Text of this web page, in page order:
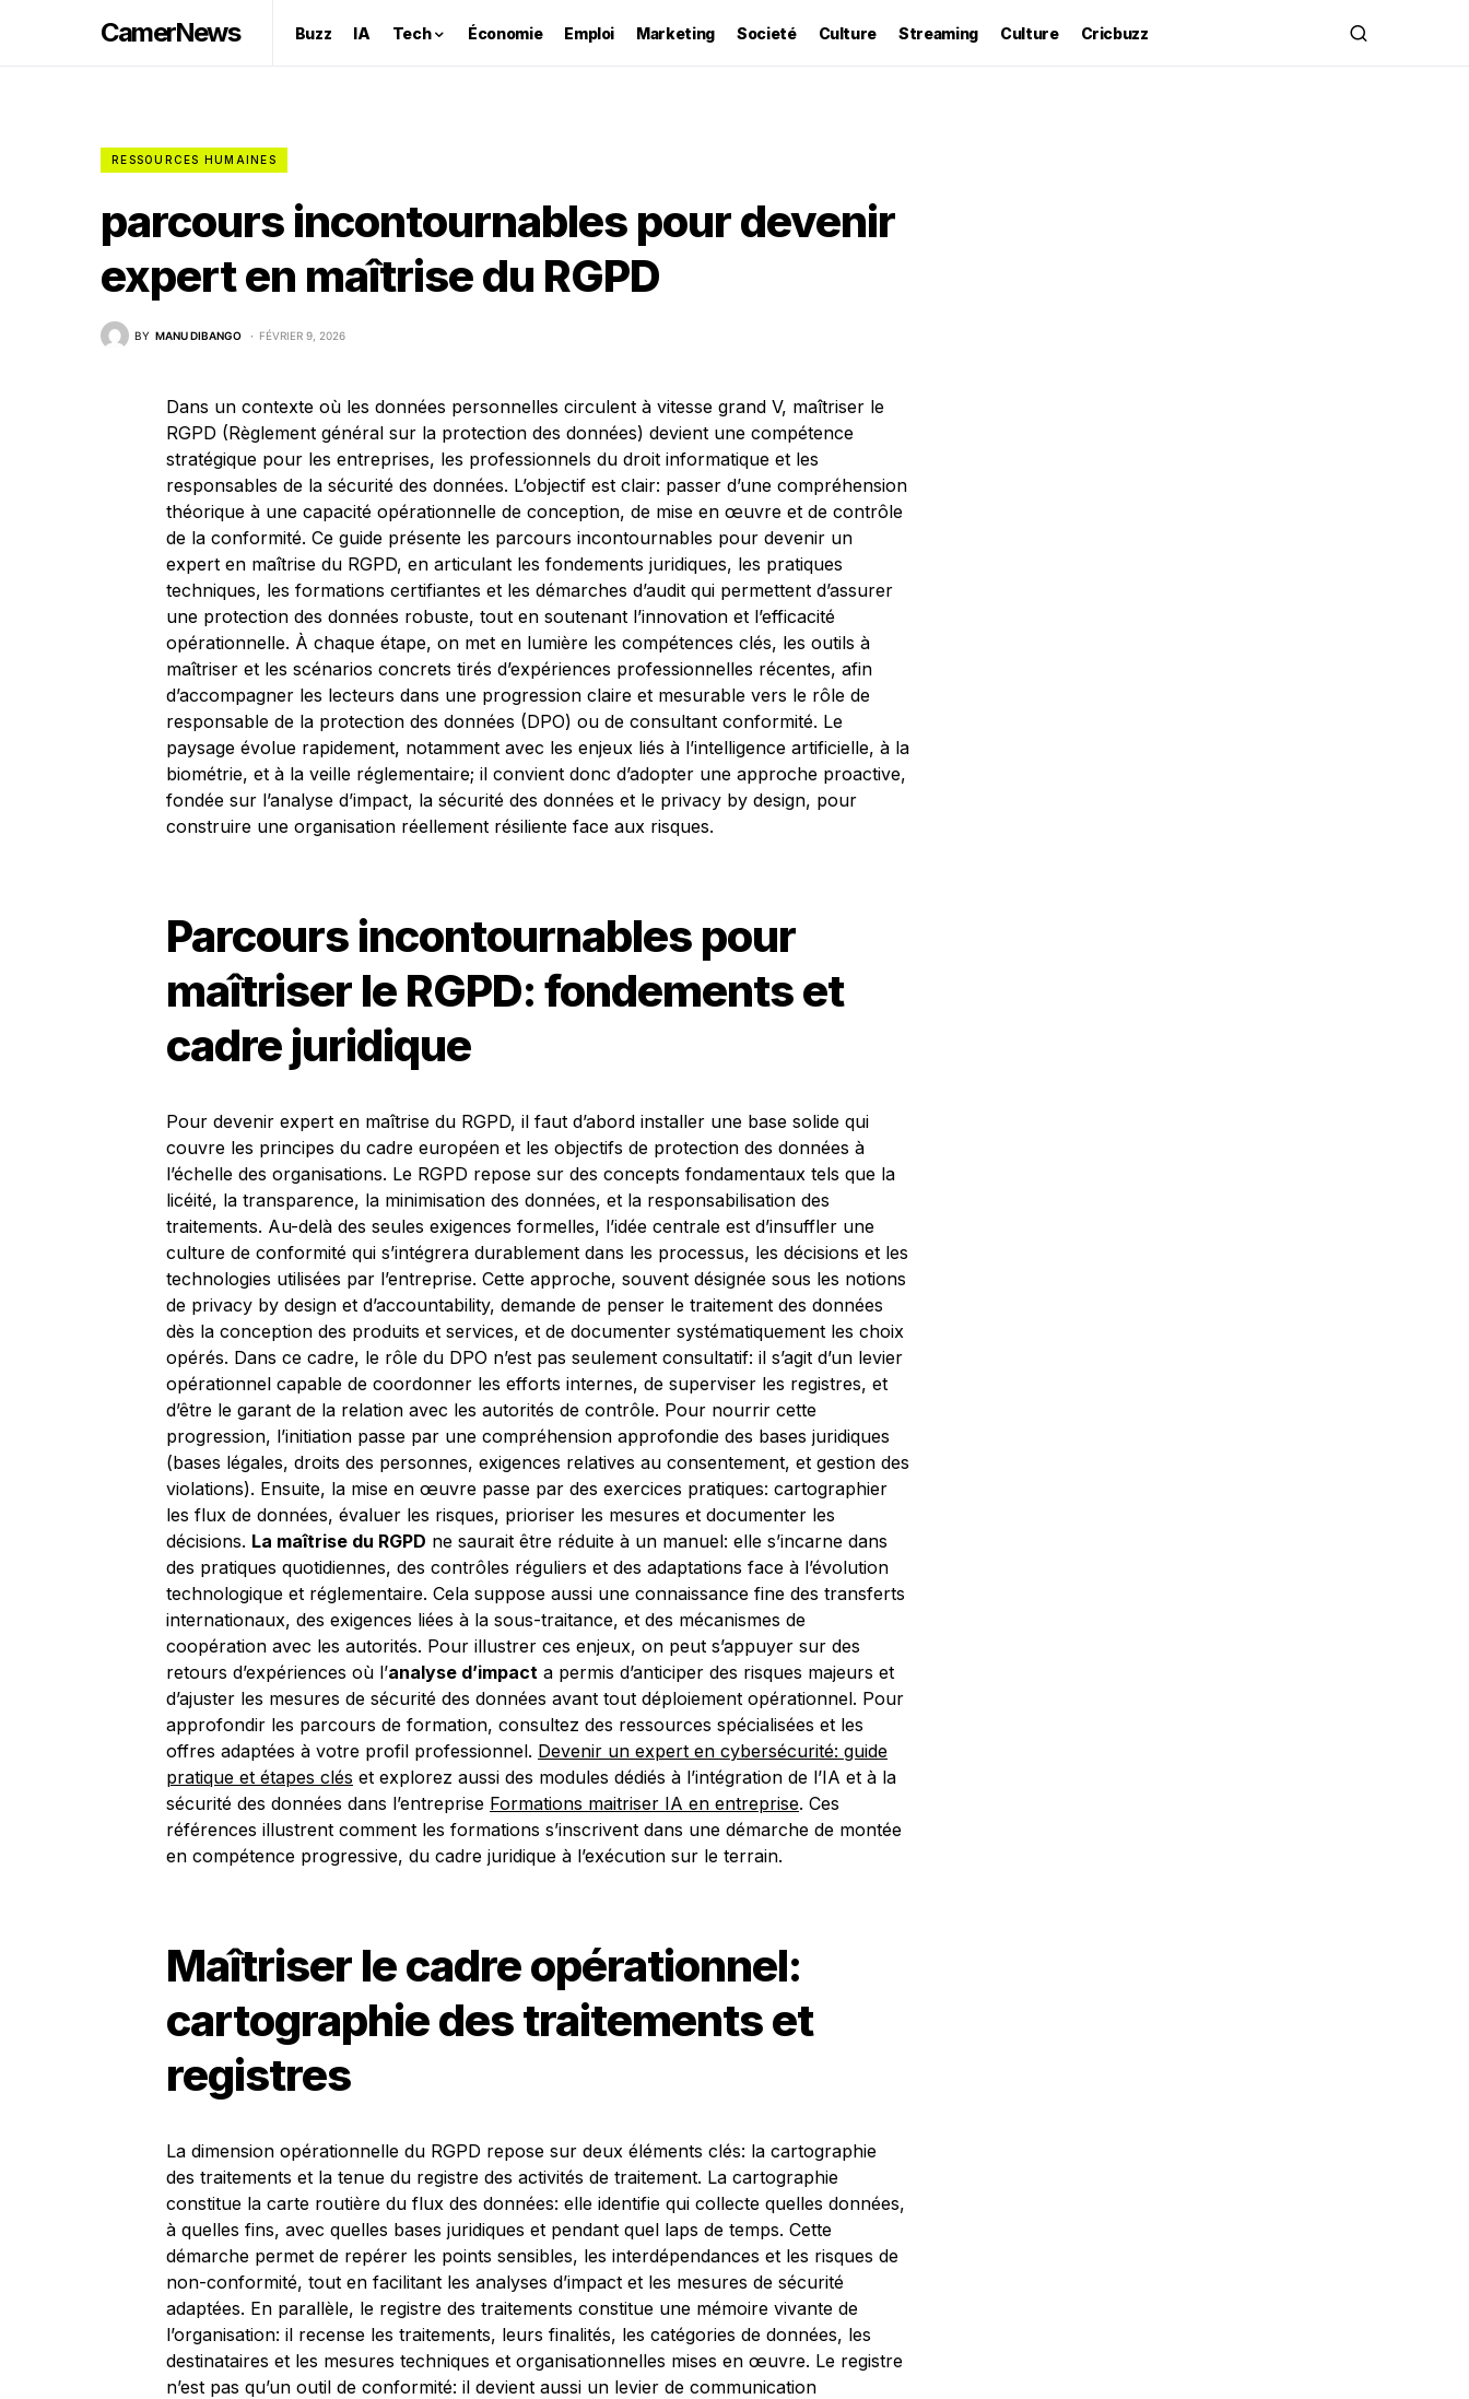
CamerNews Buzz IA Tech Économie Emploi Marketing Societé Culture Streaming Culture Cricbuzz
RESSOURCES HUMAINES
parcours incontournables pour devenir
expert en maîtrise du RGPD
BY MANU DIBANGO FÉVRIER 9, 2026
Dans un contexte où les données personnelles circulent à vitesse grand V, maîtriser le
RGPD (Règlement général sur la protection des données) devient une compétence
stratégique pour les entreprises, les professionnels du droit informatique et les
responsables de la sécurité des données. L’objectif est clair: passer d’une compréhension
théorique à une capacité opérationnelle de conception, de mise en œuvre et de contrôle
de la conformité. Ce guide présente les parcours incontournables pour devenir un
expert en maîtrise du RGPD, en articulant les fondements juridiques, les pratiques
techniques, les formations certifiantes et les démarches d’audit qui permettent d’assurer
une protection des données robuste, tout en soutenant l’innovation et l’efficacité
opérationnelle. À chaque étape, on met en lumière les compétences clés, les outils à
maîtriser et les scénarios concrets tirés d’expériences professionnelles récentes, afin
d’accompagner les lecteurs dans une progression claire et mesurable vers le rôle de
responsable de la protection des données (DPO) ou de consultant conformité. Le
paysage évolue rapidement, notamment avec les enjeux liés à l’intelligence artificielle, à la
biométrie, et à la veille réglementaire; il convient donc d’adopter une approche proactive,
fondée sur l’analyse d’impact, la sécurité des données et le privacy by design, pour
construire une organisation réellement résiliente face aux risques.
Parcours incontournables pour
maîtriser le RGPD: fondements et
cadre juridique
Pour devenir expert en maîtrise du RGPD, il faut d’abord installer une base solide qui
couvre les principes du cadre européen et les objectifs de protection des données à
l’échelle des organisations. Le RGPD repose sur des concepts fondamentaux tels que la
licéité, la transparence, la minimisation des données, et la responsabilisation des
traitements. Au-delà des seules exigences formelles, l’idée centrale est d’insuffler une
culture de conformité qui s’intégrera durablement dans les processus, les décisions et les
technologies utilisées par l’entreprise. Cette approche, souvent désignée sous les notions
de privacy by design et d’accountability, demande de penser le traitement des données
dès la conception des produits et services, et de documenter systématiquement les choix
opérés. Dans ce cadre, le rôle du DPO n’est pas seulement consultatif: il s’agit d’un levier
opérationnel capable de coordonner les efforts internes, de superviser les registres, et
d’être le garant de la relation avec les autorités de contrôle. Pour nourrir cette
progression, l’initiation passe par une compréhension approfondie des bases juridiques
(bases légales, droits des personnes, exigences relatives au consentement, et gestion des
violations). Ensuite, la mise en œuvre passe par des exercices pratiques: cartographier
les flux de données, évaluer les risques, prioriser les mesures et documenter les
décisions. La maîtrise du RGPD ne saurait être réduite à un manuel: elle s’incarne dans
des pratiques quotidiennes, des contrôles réguliers et des adaptations face à l’évolution
technologique et réglementaire. Cela suppose aussi une connaissance fine des transferts
internationaux, des exigences liées à la sous-traitance, et des mécanismes de
coopération avec les autorités. Pour illustrer ces enjeux, on peut s’appuyer sur des
retours d’expériences où l’analyse d’impact a permis d’anticiper des risques majeurs et
d’ajuster les mesures de sécurité des données avant tout déploiement opérationnel. Pour
approfondir les parcours de formation, consultez des ressources spécialisées et les
offres adaptées à votre profil professionnel. Devenir un expert en cybersécurité: guide
pratique et étapes clés et explorez aussi des modules dédiés à l’intégration de l’IA et à la
sécurité des données dans l’entreprise Formations maitriser IA en entreprise. Ces
références illustrent comment les formations s’inscrivent dans une démarche de montée
en compétence progressive, du cadre juridique à l’exécution sur le terrain.
Maîtriser le cadre opérationnel:
cartographie des traitements et
registres
La dimension opérationnelle du RGPD repose sur deux éléments clés: la cartographie
des traitements et la tenue du registre des activités de traitement. La cartographie
constitue la carte routière du flux des données: elle identifie qui collecte quelles données,
à quelles fins, avec quelles bases juridiques et pendant quel laps de temps. Cette
démarche permet de repérer les points sensibles, les interdépendances et les risques de
non-conformité, tout en facilitant les analyses d’impact et les mesures de sécurité
adaptées. En parallèle, le registre des traitements constitue une mémoire vivante de
l’organisation: il recense les traitements, leurs finalités, les catégories de données, les
destinataires et les mesures techniques et organisationnelles mises en œuvre. Le registre
n’est pas qu’un outil de conformité: il devient aussi un levier de communication